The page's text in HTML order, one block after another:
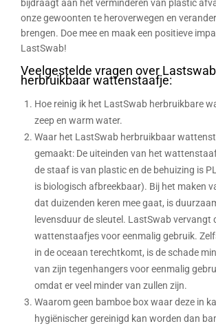
bijdraagt aan het verminderen van plastic
onze gewoonten te heroverwegen en
brengen. Doe mee en maak een positieve
LastSwab!
Veelgestelde vragen over Lastswab
herbruikbaar wattenstaafje:
Hoe reinig ik het LastSwab herbruikbare
zeep en warm water.
Waar het LastSwab herbruikbaar
gemaakt: De uiteinden van het
de staaf is van plastic en de behuizing is
is biologisch afbreekbaar). Bij het maken
dat duizenden keren mee gaat, is
levensduur de sleutel. LastSwab vervangt
wattenstaafjes voor eenmalig gebruik.
in de oceaan terechtkomt, is de schade
van zijn tegenhangers voor eenmalig
omdat er veel minder van zullen zijn.
Waarom geen bamboe box waar deze in
hygiënischer gereinigd kan worden dan